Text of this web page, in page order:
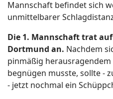
Mannschaft befindet sich
unmittelbarer
Die 1. Mannschaft trat
Dortmund an. Nachdem
pinmäßig herausragendem
begnügen musste, sollte -
- jetzt nochmal ein